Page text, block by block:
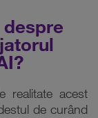
despre
realitate acest
de curând